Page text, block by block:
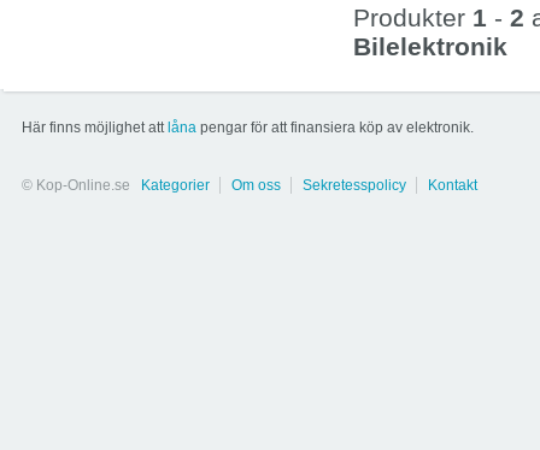
Produkter 1 - 2
Bilelektronik
Här finns möjlighet att låna pengar för att finansiera köp av elektronik.
© Kop-Online.se Kategorier Om oss Sekretesspolicy Kontakt